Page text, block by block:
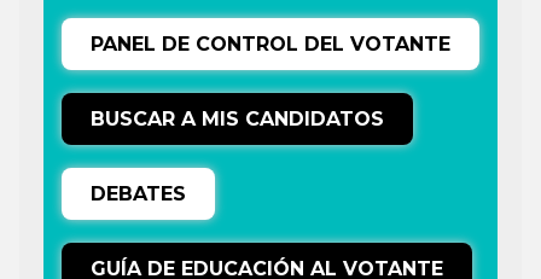
PANEL DE CONTROL DEL VOTANTE
BUSCAR A MIS CANDIDATOS
DEBATES
GUÍA DE EDUCACIÓN AL VOTANTE